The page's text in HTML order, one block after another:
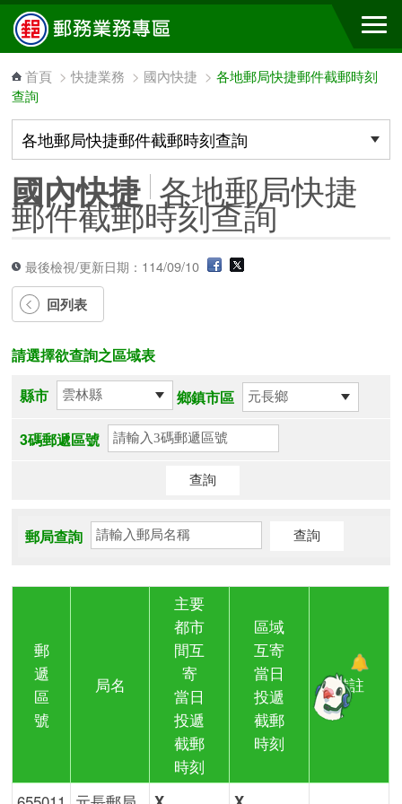
跳到主要內容區塊
首頁 >快捷業務 > 國內快捷 >各地郵局快捷郵件截郵時刻
查詢
國內快捷 各地郵局快捷
郵件截郵時刻查詢
最後檢視/更新日期：114/09/10
回列表
請選擇欲查詢之區域表
縣市
鄉鎮市區
3碼郵遞區號
郵局查詢
郵
遞
區
號
局名
主要
都市
間互
寄
當日
投遞
截郵
時刻
區域
互寄
當日
投遞
截郵
時刻
備註